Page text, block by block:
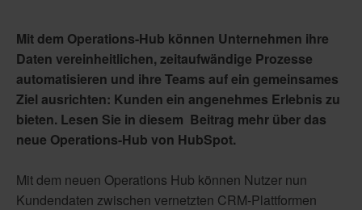
Mit dem Operations-Hub können Unternehmen ihre
Daten vereinheitlichen, zeitaufwändige Prozesse
automatisieren und ihre Teams auf ein gemeinsames
Ziel ausrichten: Kunden ein angenehmes Erlebnis zu
bieten. Lesen Sie in diesem  Beitrag mehr über das
neue Operations-Hub von HubSpot.
Kundendaten zwischen vernetzten CRM-Plattformen